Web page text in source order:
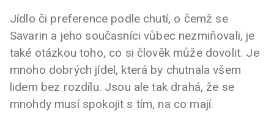
Jídlo či preference podle chutí, o čemž se
Savarin a jeho současníci vůbec nezmiňovali, je
také otázkou toho, co si člověk může dovolit. Je
mnoho dobrých jídel, která by chutnala všem
lidem bez rozdílu. Jsou ale tak drahá, že se
mnohdy musí spokojit s tím, na co mají.